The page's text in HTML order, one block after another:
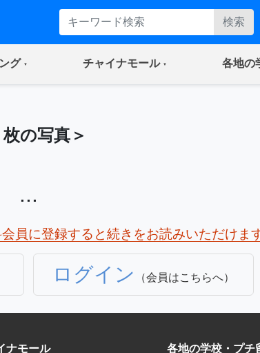
検索
グ(current) チャイナモール(current) 各地の
枚の写真＞
...
員に登録すると続きをお読みいただけます
ログイン （会員はこちらへ）
ナモール 各地の学校・プチ